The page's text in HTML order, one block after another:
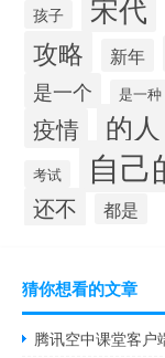
孩子
攻略 新年
是一个 是一种
疫情 的人
考试 自己
还不 都是
猜你想看的文章